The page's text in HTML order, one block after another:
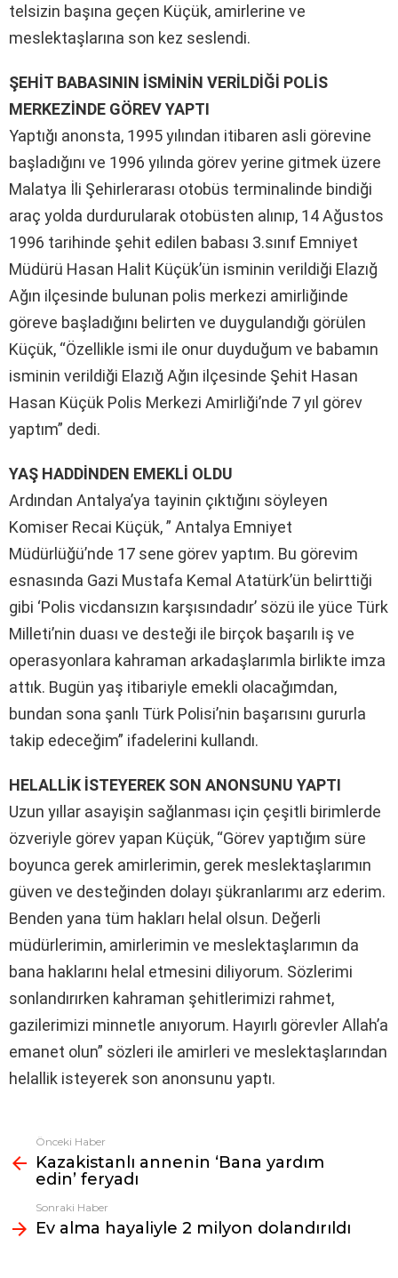
telsizin başına geçen Küçük, amirlerine ve
meslektaşlarına son kez seslendi.
ŞEHİT BABASININ İSMİNİN VERİLDİĞİ POLİS
MERKEZİNDE GÖREV YAPTI
Yaptığı anonsta, 1995 yılından itibaren asli görevine
başladığını ve 1996 yılında görev yerine gitmek üzere
Malatya İli Şehirlerarası otobüs terminalinde bindiği
araç yolda durdurularak otobüsten alınıp, 14 Ağustos
1996 tarihinde şehit edilen babası 3.sınıf Emniyet
Müdürü Hasan Halit Küçük’ün isminin verildiği Elazığ
Ağın ilçesinde bulunan polis merkezi amirliğinde
göreve başladığını belirten ve duygulandığı görülen
Küçük, “Özellikle ismi ile onur duyduğum ve babamın
isminin verildiği Elazığ Ağın ilçesinde Şehit Hasan
Hasan Küçük Polis Merkezi Amirliği’nde 7 yıl görev
yaptım” dedi.
YAŞ HADDİNDEN EMEKLİ OLDU
Ardından Antalya’ya tayinin çıktığını söyleyen
Komiser Recai Küçük, ” Antalya Emniyet
Müdürlüğü’nde 17 sene görev yaptım. Bu görevim
esnasında Gazi Mustafa Kemal Atatürk’ün belirttiği
gibi ‘Polis vicdansızın karşısındadır’ sözü ile yüce Türk
Milleti’nin duası ve desteği ile birçok başarılı iş ve
operasyonlara kahraman arkadaşlarımla birlikte imza
attık. Bugün yaş itibariyle emekli olacağımdan,
bundan sona şanlı Türk Polisi’nin başarısını gururla
takip edeceğim” ifadelerini kullandı.
HELALLİK İSTEYEREK SON ANONSUNU YAPTI
Uzun yıllar asayişin sağlanması için çeşitli birimlerde
özveriyle görev yapan Küçük, “Görev yaptığım süre
boyunca gerek amirlerimin, gerek meslektaşlarımın
güven ve desteğinden dolayı şükranlarımı arz ederim.
Benden yana tüm hakları helal olsun. Değerli
müdürlerimin, amirlerimin ve meslektaşlarımın da
bana haklarını helal etmesini diliyorum. Sözlerimi
sonlandırırken kahraman şehitlerimizi rahmet,
gazilerimizi minnetle anıyorum. Hayırlı görevler Allah’a
emanet olun” sözleri ile amirleri ve meslektaşlarından
helallik isteyerek son anonsunu yaptı.
Fazlasına
bak
Önceki Haber
Kazakistanlı annenin ‘Bana yardım
edin’ feryadı
Sonraki Haber
Ev alma hayaliyle 2 milyon dolandırıldı